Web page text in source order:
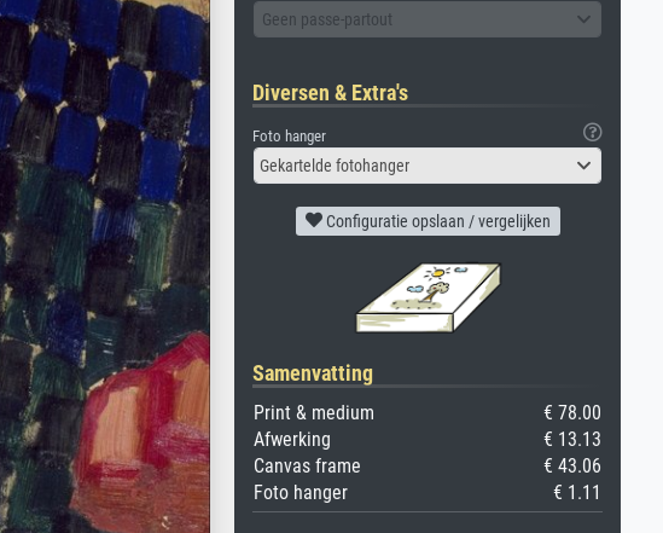
Geen passe-partout
Diversen & Extra's
Foto hanger
Gekartelde fotohanger
Configuratie opslaan / vergelijken
Samenvatting
Print & medium
€ 78.00
Afwerking
€ 13.13
Canvas frame
€ 43.06
Foto hanger
€ 1.11